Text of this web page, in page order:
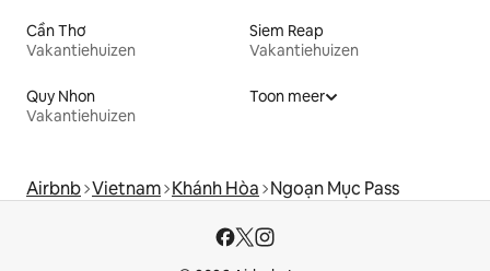
Cần Thơ
Vakantiehuizen
Siem Reap
Vakantiehuizen
Quy Nhon
Vakantiehuizen
Toon meer
Airbnb Vietnam Khánh Hòa Ngoạn Mục Pass